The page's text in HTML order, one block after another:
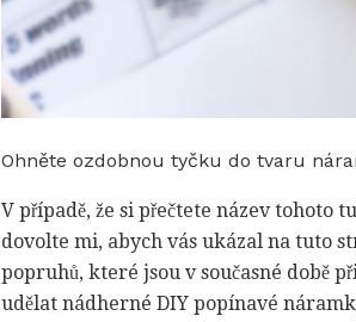
Ohněte ozdobnou tyčku do tvaru
V případě, že si přečtete název
dovolte mi, abych vás ukázal na tuto
popruhů, které jsou v současné době
udělat nádherné DIY popínavé